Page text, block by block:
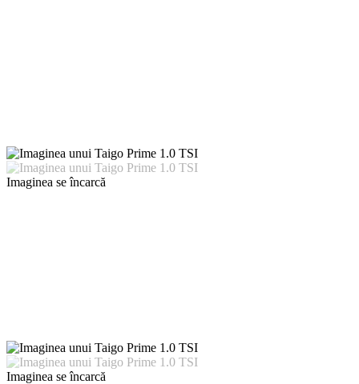
Imaginea se încarcă
Imaginea se încarcă